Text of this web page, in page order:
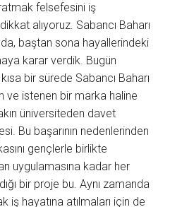
felsefesini iş
alıyoruz. Sabancı Baharı
da, baştan sona hayallerindeki
karar verdik. Bugün
bir sürede Sabancı Baharı
ve istenen bir marka haline
üniversiteden davet
Bu başarının nedenlerinden
gençlerle birlikte
uygulamasına kadar her
bir proje bu. Aynı zamanda
hayatına atılmaları için de